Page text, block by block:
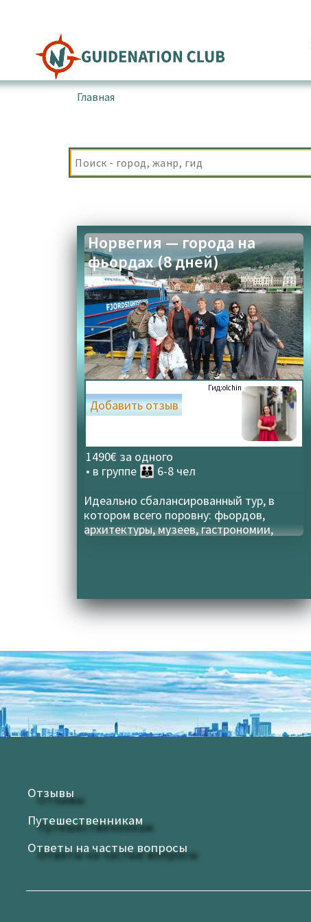
содержимому
Главная
Норвегия — города на
фьордах (8 дней)
Гид:olchin
1490€ за одного
• в группе 👪 6-8 чел
Добавить отзыв
Идеально сбалансированный тур, в
котором всего поровну: фьордов,
архитектуры, музеев, гастрономии,
Отзывы
Путешественникам
Ответы на частые вопросы